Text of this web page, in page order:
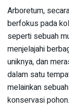
Arboretum,
berfokus pada
seperti sebuah
menjelajahi
uniknya, dan
dalam satu
melainkan
konservasi pohon.